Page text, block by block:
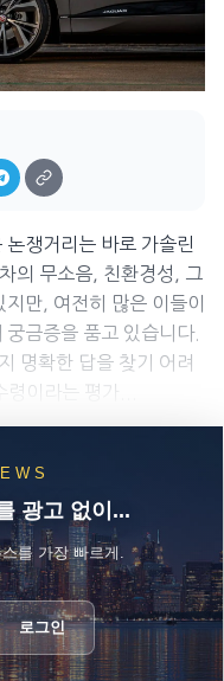
쟁거리는 바로 가솔린
의 무소음, 친환경성, 그
만, 여전히 많은 이들이
금증을 품고 있습니다.
명확한 답을 찾기 어려
이라는 평가...
광고 없이...
를 가장 빠르게.
로그인